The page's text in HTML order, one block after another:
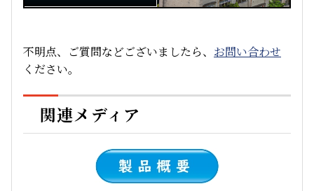
不明点、ご質問などございましたら、 お問い合わせ
ください。
関連メディア